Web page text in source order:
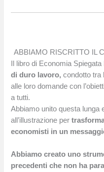
ABBIAMO RISCRITTO IL
Il libro di Economia
di duro lavoro, condotto tra
alle loro domande con
a tutti.
Abbiamo unito questa lunga
all’illustrazione per
economisti in un
Abbiamo creato uno
precedenti che non ha